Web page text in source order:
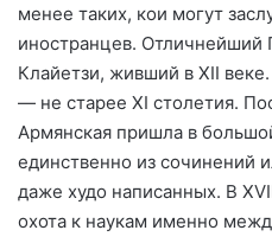
менее таких, кои могут
иностранцев. Отличнейший
Клайетзи, живший в ХII
— не старее ХI столетия.
Армянская пришла в
единственно из сочинений
даже худо написанных. В
охота к наукам именно